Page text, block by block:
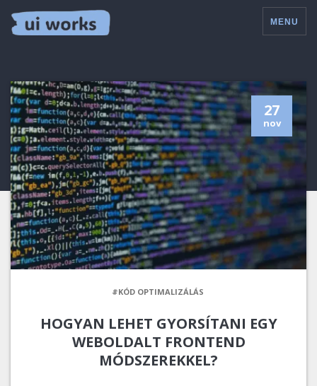
MENU
27
nov
#KÓD OPTIMALIZÁLÁS
HOGYAN LEHET GYORSÍTANI EGY
WEBOLDALT FRONTEND
MÓDSZEREKKEL?